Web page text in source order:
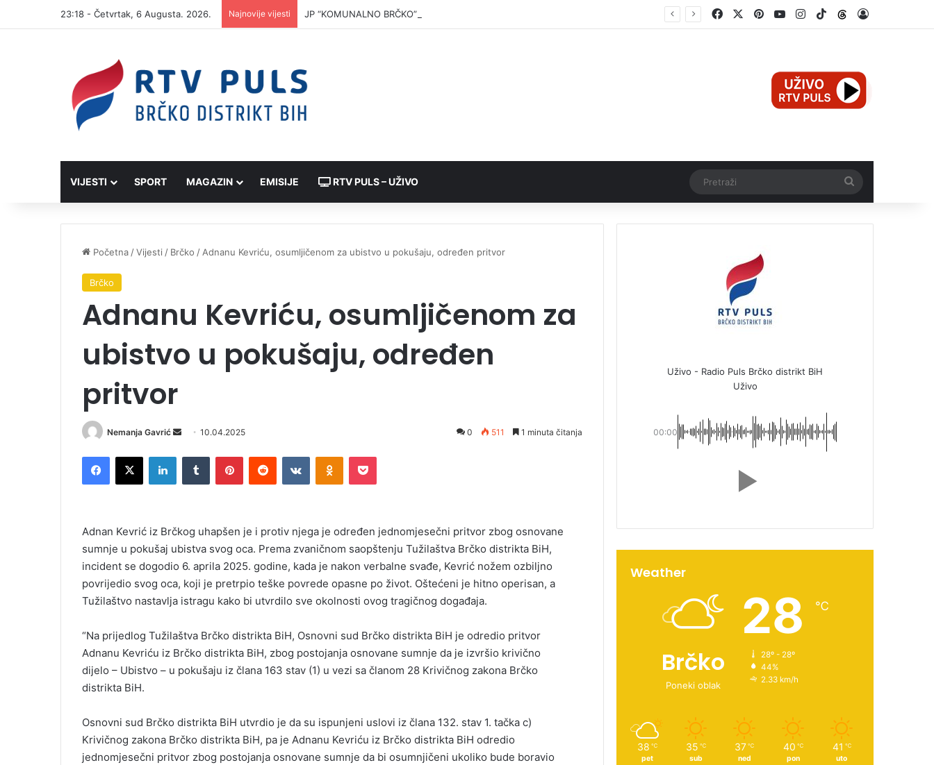
23:18 - Četvrtak, 6 Augusta. 2026. Najnovije vijesti JP “KOMUNALNO BRČKO”: Voda iz rezervoara Gajevi trenutno nije za piće FacebookPinterestYouTubeInstagram
TikTokThreads
VIJESTI SPORT MAGAZIN EMISIJE RTV PULS – UŽIVO
Početna /Vijesti / Brčko / Adnanu Kevriću, osumljičenom za ubistvo u pokušaju, određen pritvor
Brčko
Adnanu Kevriću, osumljičenom za
ubistvo u pokušaju, određen
pritvor
Nemanja Gavrić
d
e
m
a
l
10.04.2025 0 511 1 minuta čitanja
Adnan Kevrić iz Brčkog uhapšen je i protiv njega je određen jednomjesečni pritvor zbog osnovane
sumnje u pokušaj ubistva svog oca. Prema zvaničnom saopštenju Tužilaštva Brčko distrikta BiH,
incident se dogodio 6. aprila 2025. godine, kada je nakon verbalne svađe, Kevrić nožem ozbiljno
povrijedio svog oca, koji je pretrpio teške povrede opasne po život. Oštećeni je hitno operisan, a
Tužilaštvo nastavlja istragu kako bi utvrdilo sve okolnosti ovog tragičnog događaja.
“Na prijedlog Tužilaštva Brčko distrikta BiH, Osnovni sud Brčko distrikta BiH je odredio pritvor
Adnanu Kevriću iz Brčko distrikta BiH, zbog postojanja osnovane sumnje da je izvršio krivično
dijelo – Ubistvo – u pokušaju iz člana 163 stav (1) u vezi sa članom 28 Krivičnog zakona Brčko
distrikta BiH.
Osnovni sud Brčko distrikta BiH utvrdio je da su ispunjeni uslovi iz člana 132. stav 1. tačka c)
Krivičnog zakona Brčko distrikta BiH, pa je Adnanu Kevriću iz Brčko distrikta BiH odredio
jednomjesečni pritvor zbog postojanja osnovane sumnje da bi osumnjičeni ukoliko bude boravio
Uživo - Radio Puls Brčko distrikt BiH
Uživo
00:00
Weather
Brčko
Poneki oblak
28 ℃
28º - 28º
44%
2.33 km/h
38 ℃
pet
35 ℃
sub
37 ℃
ned
40 ℃
pon
41 ℃
uto